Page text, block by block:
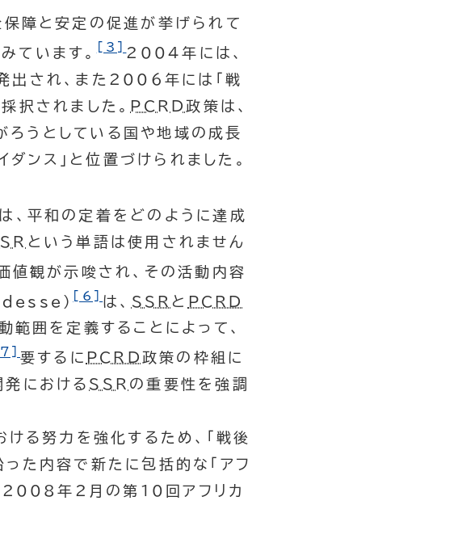
保障と安定の促進が挙げられて
ています。 [3] 2004年には、
発出され、また2006年には「戦
択されました。 PCRD政策は、
ろうとしている国や地域の成長
ンス」と位置づけられました。
、平和の定着をどのように達成
という単語は使用されません
値観が示唆され、その活動内容
）[6] は、 SSR と PCRD
範囲を定義することによって、
要するに PCRD 政策の枠組に
における SSR の重要性を強調
ける努力を強化するため、「戦後
った内容で新たに包括的な「アフ
2008年2月の第10回アフリカ